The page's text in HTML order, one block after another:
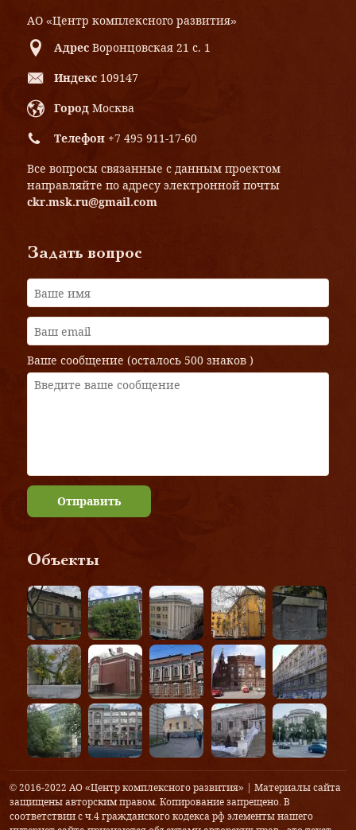
АО «Центр комплексного развития»
Адрес Воронцовская 21 с. 1
Индекс 109147
Город Москва
Телефон +7 495 911-17-60
Все вопросы связанные с данным проектом
направляйте по адресу электронной почты
ckr.msk.ru@gmail.com
Задать вопрос
Ваше сообщение (осталось 500 знаков )
Отправить
Объекты
© 2016-2022 АО «Центр комплексного развития» | Материалы сайта
защищены авторским правом. Копирование запрещено. В
соответствии с ч.4 гражданского кодекса рф элементы нашего